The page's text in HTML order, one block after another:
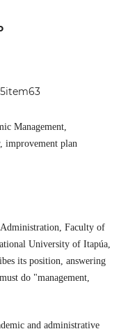
Management,
improvement plan
Administration, Faculty of
University of Itapúa,
its position, answering
do "management,
and administrative